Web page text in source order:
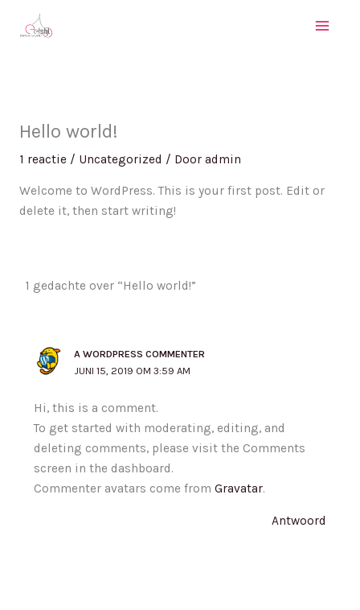
Hello world!
1 reactie / Uncategorized / Door admin
Welcome to WordPress. This is your first post. Edit or
delete it, then start writing!
1 gedachte over “Hello world!”
A WORDPRESS COMMENTER
JUNI 15, 2019 OM 3:59 AM
Hi, this is a comment.
To get started with moderating, editing, and
deleting comments, please visit the Comments
screen in the dashboard.
Commenter avatars come from Gravatar.
Antwoord